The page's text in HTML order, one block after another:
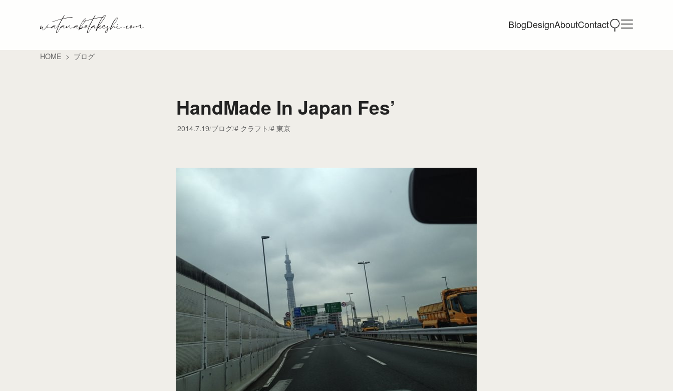
BlogDesignAboutContact
HOME ブログ
HandMade In Japan Fes’
2014.7.19 ブログ クラフト 東京